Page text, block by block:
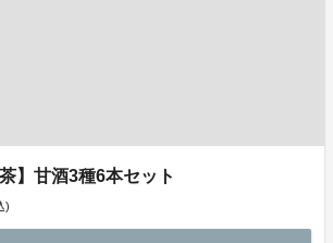
】甘酒3種6本セット
)